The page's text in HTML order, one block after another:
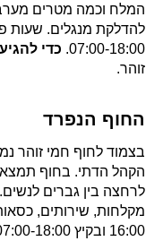
המלח וכמה מטרים
07:00-18:00. כדי
זוהר.
החוף הנפרד
בצמוד לחוף חמי זוהר
הקהל הדתי. בחוף
לרחצה בין גברים
16:00 ובקיץ 07:00-18:00 כל ימות השנה למעט שבתות וחגים.